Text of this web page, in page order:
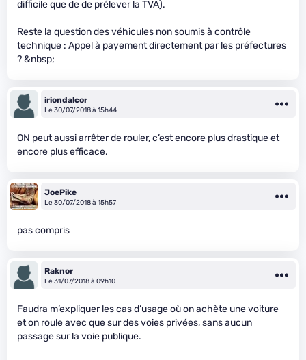
difficile que de de prélever la TVA).
Reste la question des véhicules non soumis à contrôle
technique : Appel à payement directement par les préfectures
? &nbsp;
iriondalcor
Le 30/07/2018 à 15h44
ON peut aussi arrêter de rouler, c’est encore plus drastique et
encore plus efficace.
JoePike
Le 30/07/2018 à 15h57
pas compris
Raknor
Le 31/07/2018 à 09h10
Faudra m’expliquer les cas d’usage où on achète une voiture
et on roule avec que sur des voies privées, sans aucun
passage sur la voie publique.